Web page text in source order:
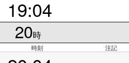
19:04
20時
時刻 注記